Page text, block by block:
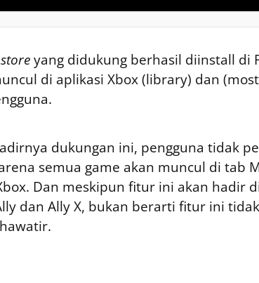
storeyang didukung berhasil diinstall di
di aplikasi Xbox (library) dan
dukungan ini, pengguna tidak
semua game akan muncul di tab
Dan meskipun fitur ini akan hadir
dan Ally X, bukan berarti fitur ini